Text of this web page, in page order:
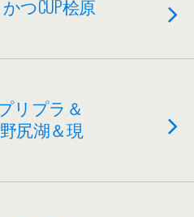
つCUP桧原
リプラ＆
尻湖＆現